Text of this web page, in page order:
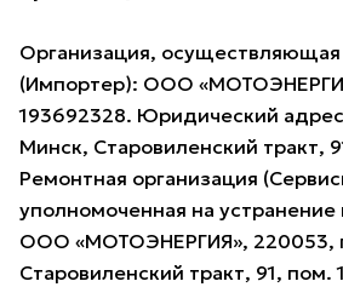
Организация, осуществляющая
(Импортер): ООО
193692328. Юридический
Минск, Старовиленский тракт,
Ремонтная организация
уполномоченная на устранение
ООО «МОТОЭНЕРГИЯ», 220053,
Старовиленский тракт, 91, пом.